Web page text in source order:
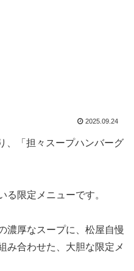
2025.09.24
、「担々スープハンバーグ
る限定メニューです。
濃厚なスープに、松屋自慢
み合わせた、大胆な限定メ